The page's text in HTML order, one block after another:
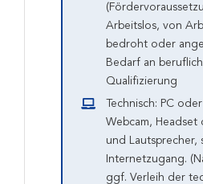
Arbeitslos, von
bedroht oder
Bedarf an
Qualifizierung
Technisch: PC
Webcam,
und Lautsprecher,
Internetzugang.
ggf. Verleih der